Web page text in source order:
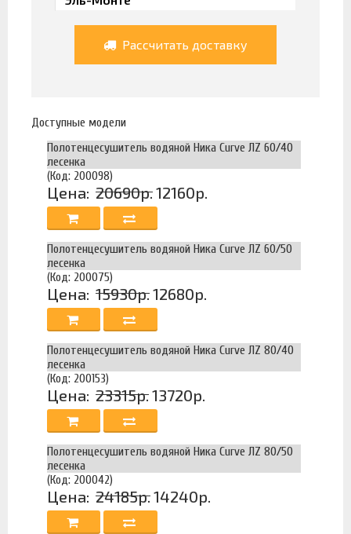
Рассчитать доставку
Доступные модели
Полотенцесушитель водяной Ника Curve ЛZ 60/40
лесенка
(Код: 200098)
Цена: 20690р.12160р.
Полотенцесушитель водяной Ника Curve ЛZ 60/50
лесенка
(Код: 200075)
Цена: 15930р.12680р.
Полотенцесушитель водяной Ника Curve ЛZ 80/40
лесенка
(Код: 200153)
Цена: 23315р.13720р.
Полотенцесушитель водяной Ника Curve ЛZ 80/50
лесенка
(Код: 200042)
Цена: 24185р.14240р.